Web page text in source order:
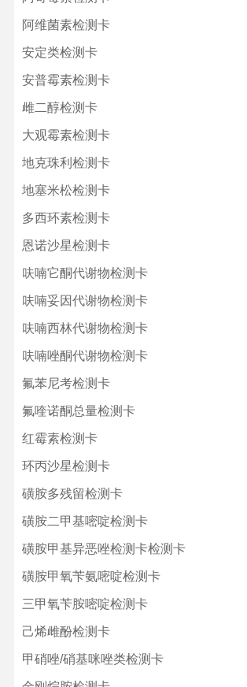
阿维菌素检测卡
安定类检测卡
安普霉素检测卡
雌二醇检测卡
大观霉素检测卡
地克珠利检测卡
地塞米松检测卡
多西环素检测卡
恩诺沙星检测卡
呋喃它酮代谢物检测卡
呋喃妥因代谢物检测卡
呋喃西林代谢物检测卡
呋喃唑酮代谢物检测卡
氟苯尼考检测卡
氟喹诺酮总量检测卡
红霉素检测卡
环丙沙星检测卡
磺胺多残留检测卡
磺胺二甲基嘧啶检测卡
磺胺甲基异恶唑检测卡检测卡
磺胺甲氧苄氨嘧啶检测卡
三甲氧苄胺嘧啶检测卡
己烯雌酚检测卡
甲硝唑/硝基咪唑类检测卡